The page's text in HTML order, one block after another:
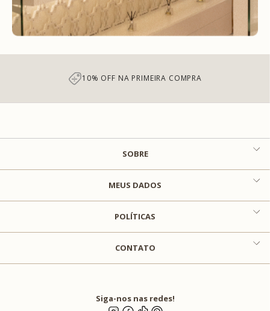
10% OFF NA PRIMEIRA COMPRA
SOBRE
MEUS DADOS
POLÍTICAS
CONTATO
Siga-nos nas redes!